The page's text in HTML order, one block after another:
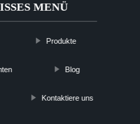
MENÜ
Produkte
Blog
Kontaktiere uns